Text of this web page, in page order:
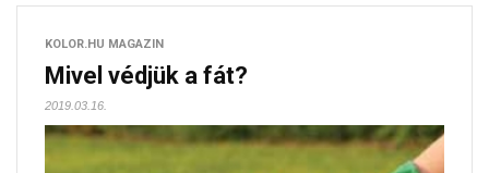
KOLOR.HU MAGAZIN
Mivel védjük a fát?
2019.03.16.